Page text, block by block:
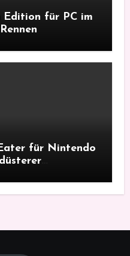
Edition für PC im
für Nintendo